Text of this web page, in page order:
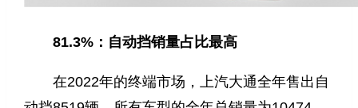
81.3%：自动挡销量占比最高
在2022年的终端市场，上汽大通全年售出自